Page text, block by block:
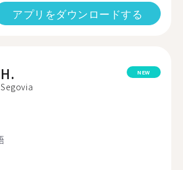
アプリをダウンロードする
H.
Segovia
NEW